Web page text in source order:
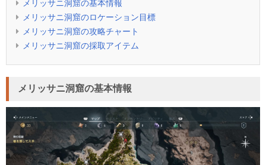
メリッサニ洞窟の基本情報
メリッサニ洞窟のロケーション目標
メリッサニ洞窟の攻略チャート
メリッサニ洞窟の採取アイテム
メリッサニ洞窟の基本情報